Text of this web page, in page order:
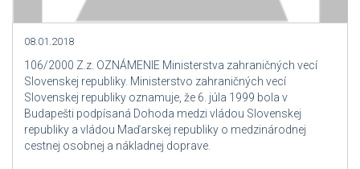
08.01.2018
106/2000 Z.z. OZNÁMENIE Ministerstva zahraničných vecí
Slovenskej republiky. Ministerstvo zahraničných vecí
Slovenskej republiky oznamuje, že 6. júla 1999 bola v
Budapešti podpísaná Dohoda medzi vládou Slovenskej
republiky a vládou Maďarskej republiky o medzinárodnej
cestnej osobnej a nákladnej doprave.